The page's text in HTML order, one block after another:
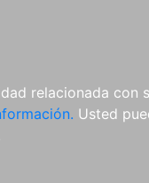
relacionada con
Usted
MATERIAL